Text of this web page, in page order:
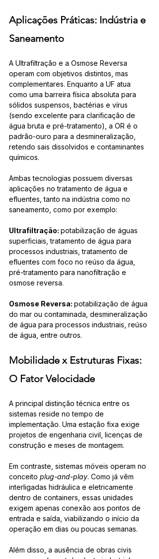
Aplicações Práticas: Indústria e
Saneamento
A Ultrafiltração e a Osmose Reversa
operam com objetivos distintos, mas
complementares. Enquanto a UF atua
como uma barreira física absoluta para
sólidos suspensos, bactérias e vírus
(sendo excelente para clarificação de
água bruta e pré-tratamento), a OR é o
padrão-ouro para a desmineralização,
retendo sais dissolvidos e contaminantes
químicos.
Ambas tecnologias possuem diversas
aplicações no tratamento de água e
efluentes, tanto na indústria como no
saneamento, como por exemplo:
Ultrafiltração: potabilização de águas
superficiais, tratamento de água para
processos industriais, tratamento de
efluentes com foco no reúso da água,
pré-tratamento para nanofiltração e
osmose reversa.
Osmose Reversa: potabilização de água
do mar ou contaminada, desmineralização
de água para processos industriais, reúso
de água, entre outros.
Mobilidade x Estruturas Fixas:
O Fator Velocidade
A principal distinção técnica entre os
sistemas reside no tempo de
implementação. Uma estação fixa exige
projetos de engenharia civil, licenças de
construção e meses de montagem.
Em contraste, sistemas móveis operam no
conceito plug-and-play. Como já vêm
interligadas hidráulica e eletricamente
dentro de containers, essas unidades
exigem apenas conexão aos pontos de
entrada e saída, viabilizando o início da
operação em dias ou poucas semanas.
Além disso, a ausência de obras civis